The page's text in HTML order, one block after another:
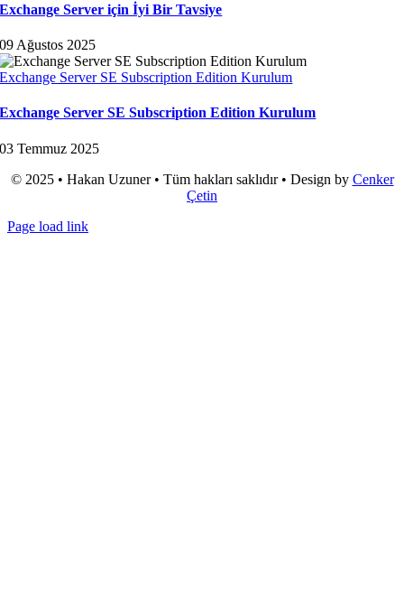
Exchange Server için İyi Bir Tavsiye
09 Ağustos 2025
Exchange Server SE Subscription Edition Kurulum
Exchange Server SE Subscription Edition Kurulum
03 Temmuz 2025
© 2025 • Hakan Uzuner • Tüm hakları saklıdır • Design by Cenker
Çetin
Page load link